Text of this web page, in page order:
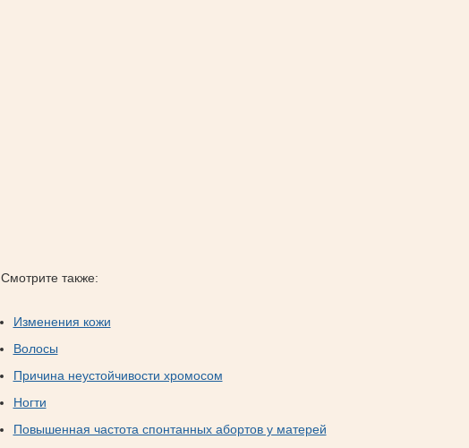
Смотрите также:
Изменения кожи
Волосы
Причина неустойчивости хромосом
Ногти
Повышенная частота спонтанных абортов у матерей